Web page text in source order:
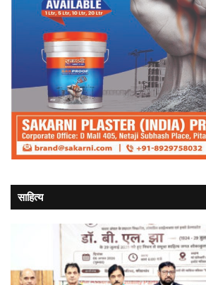
साहित्य